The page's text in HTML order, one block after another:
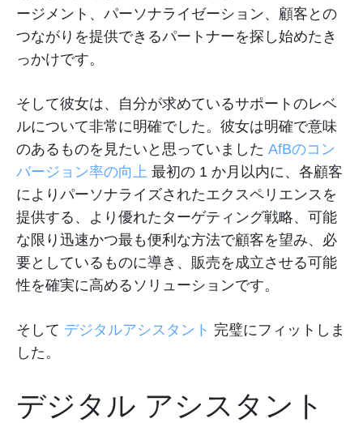
ージメント、パーソナライゼーション、顧客との
つながりを提供できるパートナーを探し始めたき
っかけです。
そして彼女は、自分が求めているサポートのレベ
ルについて非常に明確でした。彼女は明確で意味
のあるものを見たいと思っていました AfBのコン
バージョン率の向上 最初の 1 か月以内に、各顧客
によりパーソナライズされたエクスペリエンスを
提供する、より優れたターゲティング戦略、可能
な限り迅速かつ最も便利な方法で顧客を望み、必
要としているものに導き、販売を成立させる可能
性を確実に高めるソリューションです。
そして デジタルアシスタント 完璧にフィットしま
した。
デジタル アシスタント